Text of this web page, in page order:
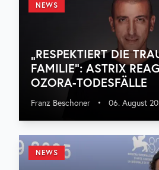
NEWS
„RESPEKTIERT DIE
FAMILIE“: ASTRIX
OZORA-TODESFÄLLE
Franz Beschoner • 06. August
NEWS